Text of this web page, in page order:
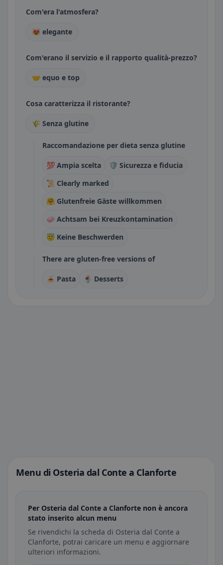
Com'era l'atmosfera?
😻 elegante
Com'erano il servizio e il rapporto qualità-prezzo?
🤝 equo e top
Cosa caratterizza il ristorante?
🌾 Senza glutine
Raccomandazione per dieta senza glutine
💯 Ampia scelta
🛡️ Sicurezza e fiducia
📜 Clearly marked
🤗 Glutenfreie Gäste willkommen
🧼 Achtsam bei Kreuzkontamination
😇 Keine Beschwerden
There are gluten-free versions of
🍝 Pasta 🍨 Desserts
Menu di Osteria dal Conte a Clanforte
Per Osteria dal Conte a Clanforte non è ancora
stato inserito alcun menu
Se rivendichi la scheda di Osteria dal Conte a
Clanforte, potrai caricare un menu e aggiornare
ulteriori informazioni.